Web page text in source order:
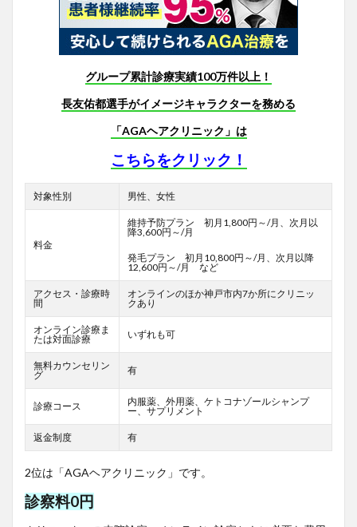
グループ累計診療実績100万件以上！
長友佑都選手がイメージキャラクターを務める
「AGAヘアクリニック」は
こちらをクリック！
対象性別 男性、女性
料金
維持予防プラン 初月1,800円～/月、次月以
降3,600円～/月
発毛プラン 初月10,800円～/月、次月以降
12,600円～/月 など
アクセス・診療時
間
オンラインのほか神戸市内7か所にクリニッ
クあり
オンライン診療ま
たは対面診療
いずれも可
無料カウンセリン
グ
有
診療コース
内服薬、外用薬、ケトコナゾールシャンプ
ー、サプリメント
返金制度 有
2位は「AGAヘアクリニック」です。
診察料0円